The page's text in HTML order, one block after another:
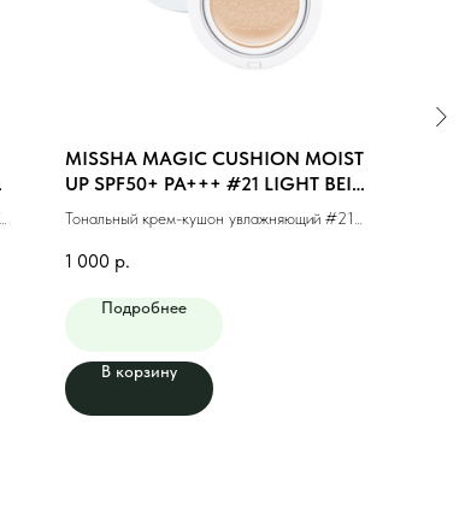
MISSHA MAGIC CUSHION MOIST
UP SPF50+ PA+++ #21 LIGHT BEIGE
(15g)
Тональный крем-кушон увлажняющий #21
1 000 р.
Подробнее
В корзину